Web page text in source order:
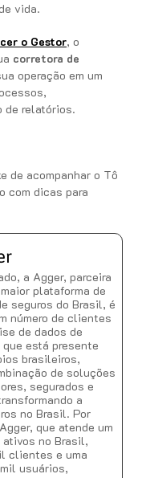
vida.
o Gestor, o
corretora de
operação em um
de relatórios.
de acompanhar o Tô
com dicas para
a Agger, parceira
plataforma de
seguros do Brasil, é
número de clientes
de dados de
que está presente
brasileiros,
de soluções
segurados e
a
no Brasil. Por
que atende um
no Brasil,
clientes e uma
usuários,